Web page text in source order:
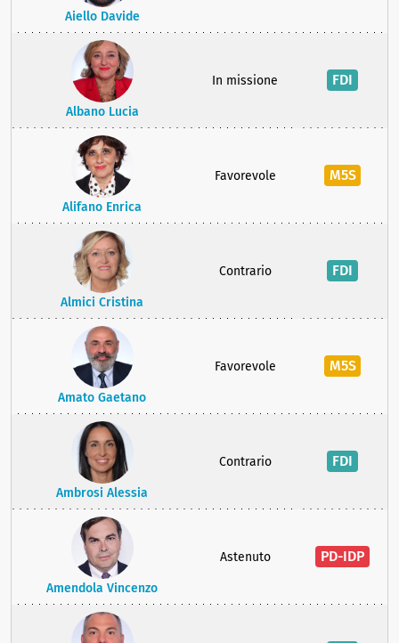
Aiello Davide
Albano Lucia
In missione FDI
Alifano Enrica
Favorevole M5S
Almici Cristina
Contrario FDI
Amato Gaetano
Favorevole M5S
Ambrosi Alessia
Contrario FDI
Amendola Vincenzo
Astenuto PD-IDP